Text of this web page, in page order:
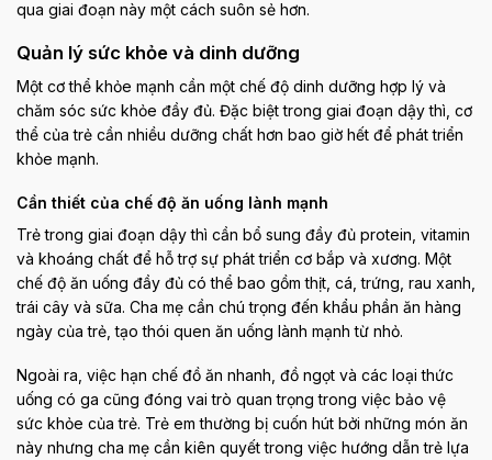
qua giai đoạn này một cách suôn sẻ hơn.
Quản lý sức khỏe và dinh dưỡng
Một cơ thể khỏe mạnh cần một chế độ dinh dưỡng hợp lý và
chăm sóc sức khỏe đầy đủ. Đặc biệt trong giai đoạn dậy thì, cơ
thể của trẻ cần nhiều dưỡng chất hơn bao giờ hết để phát triển
khỏe mạnh.
Cần thiết của chế độ ăn uống lành mạnh
Trẻ trong giai đoạn dậy thì cần bổ sung đầy đủ protein, vitamin
và khoáng chất để hỗ trợ sự phát triển cơ bắp và xương. Một
chế độ ăn uống đầy đủ có thể bao gồm thịt, cá, trứng, rau xanh,
trái cây và sữa. Cha mẹ cần chú trọng đến khẩu phần ăn hàng
ngày của trẻ, tạo thói quen ăn uống lành mạnh từ nhỏ.
Ngoài ra, việc hạn chế đồ ăn nhanh, đồ ngọt và các loại thức
uống có ga cũng đóng vai trò quan trọng trong việc bảo vệ
sức khỏe của trẻ. Trẻ em thường bị cuốn hút bởi những món ăn
này nhưng cha mẹ cần kiên quyết trong việc hướng dẫn trẻ lựa